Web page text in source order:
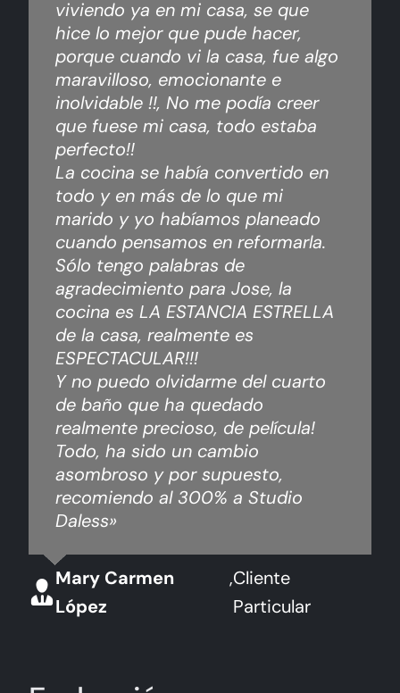
viviendo ya en mi casa, se que
hice lo mejor que pude hacer,
porque cuando vi la casa, fue algo
maravilloso, emocionante e
inolvidable !!, No me podía creer
que fuese mi casa, todo estaba
perfecto!!
La cocina se había convertido en
todo y en más de lo que mi
marido y yo habíamos planeado
cuando pensamos en reformarla.
Sólo tengo palabras de
agradecimiento para Jose, la
cocina es LA ESTANCIA ESTRELLA
de la casa, realmente es
ESPECTACULAR!!!
Y no puedo olvidarme del cuarto
de baño que ha quedado
realmente precioso, de película!
Todo, ha sido un cambio
asombroso y por supuesto,
recomiendo al 300% a Studio
Daless»
Mary Carmen
López
,Cliente
Particular